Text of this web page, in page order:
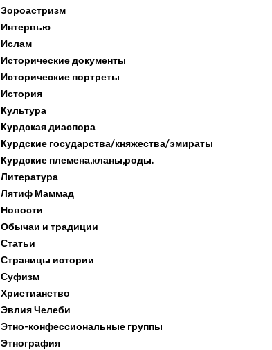
Зороастризм
Интервью
Ислам
Исторические документы
Исторические портреты
История
Культура
Курдская диаспора
Курдские государства/княжества/эмираты
Курдские племена,кланы,роды.
Литература
Лятиф Маммад
Новости
Обычаи и традиции
Статьи
Страницы истории
Суфизм
Христианство
Эвлия Челеби
Этно-конфессиональные группы
Этнография